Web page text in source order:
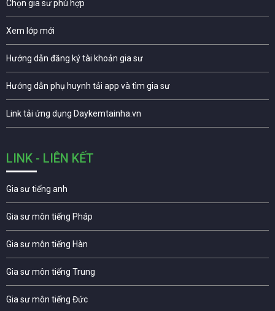
Chọn gia sư phù hợp
Xem lớp mới
Hướng dẫn đăng ký tài khoản gia sư
Hướng dẫn phụ huynh tải app và tìm gia sư
Link tải ứng dụng Daykemtainha.vn
LINK - LIÊN KẾT
Gia sư tiếng anh
Gia sư môn tiếng Pháp
Gia sư môn tiếng Hàn
Gia sư môn tiếng Trung
Gia sư môn tiếng Đức